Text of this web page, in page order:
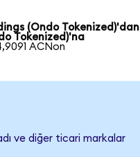
(Ondo Tokenized)'dan
Tokenized)'na
ACNon
ve diğer ticari markalar